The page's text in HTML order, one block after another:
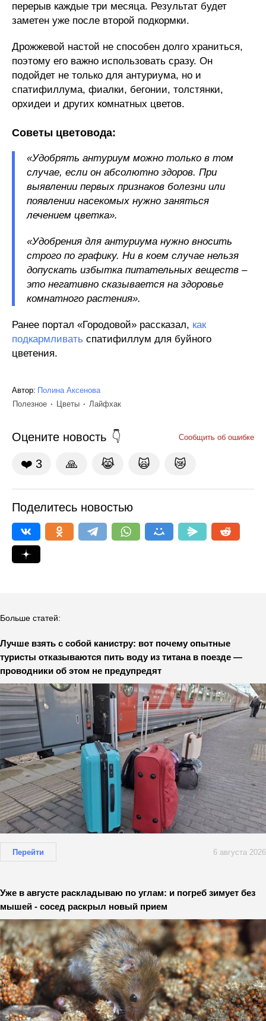
перерыв каждые три месяца. Результат будет
заметен уже после второй подкормки.
Дрожжевой настой не способен долго храниться,
поэтому его важно использовать сразу. Он
подойдет не только для антуриума, но и
спатифиллума, фиалки, бегонии, толстянки,
орхидеи и других комнатных цветов.
Советы цветовода:
«Удобрять антуриум можно только в том
случае, если он абсолютно здоров. При
выявлении первых признаков болезни или
появлении насекомых нужно заняться
лечением цветка».
«Удобрения для антуриума нужно вносить
строго по графику. Ни в коем случае нельзя
допускать избытка питательных веществ –
это негативно сказывается на здоровье
комнатного растения».
Ранее портал «Городовой» рассказал, как
подкармливать спатифиллум для буйного
цветения.
Автор: Полина Аксенова
Полезное
Цветы Лайфхак
Оцените новость Сообщить об ошибке
❤️ 3 🙏 😹 🙀 😿
Поделитесь новостью
Больше статей:
Лучше взять с собой канистру: вот почему опытные
туристы отказываются пить воду из титана в поезде —
проводники об этом не предупредят
Перейти 6 августа 2026
Уже в августе раскладываю по углам: и погреб зимует без
мышей - сосед раскрыл новый прием